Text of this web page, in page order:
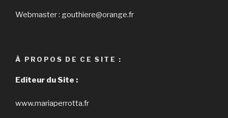
Webmaster : gouthiere@orange.fr
À PROPOS DE CE SITE :
Editeur du Site :
www.mariaperrotta.fr